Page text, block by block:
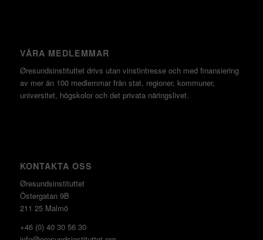
VÅRA MEDLEMMAR
Øresundsinstituttet drivs utan vinst­intresse och med finansiering
av mer än 100 medlemmar från stat, regioner, kommuner,
universitet, högskolor och det privata näringslivet.
KONTAKTA OSS
Øresundsinstituttet
Östergatan 9B
211 25 Malmö
+46 (0) 40 30 56 30